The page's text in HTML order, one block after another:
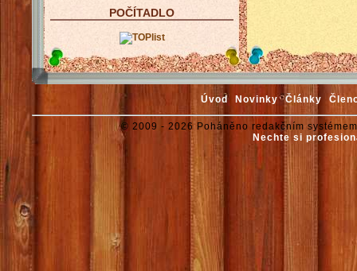
POČÍTADLO
Úvod Novinky Články
© 2009 - 2026 Poháněno redakčním
Nechte si